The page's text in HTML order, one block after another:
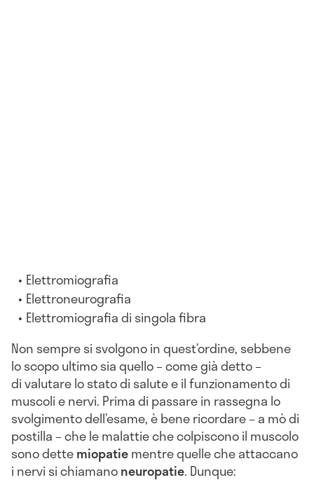
Elettromiografia
Elettroneurografia
Elettromiografia di singola fibra
Non sempre si svolgono in quest’ordine, sebbene
lo scopo ultimo sia quello – come già detto –
di valutare lo stato di salute e il funzionamento di
muscoli e nervi. Prima di passare in rassegna lo
svolgimento dell’esame, è bene ricordare – a mò di
postilla – che le malattie che colpiscono il muscolo
sono dettemiopatiementre quelle che attaccano
i nervi si chiamanoneuropatie. Dunque: